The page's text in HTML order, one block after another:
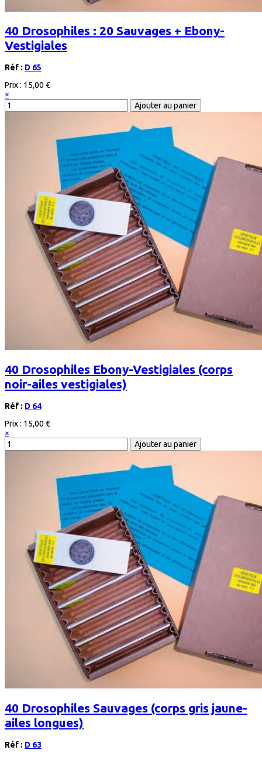
40 Drosophiles : 20 Sauvages + Ebony-
Vestigiales
Réf : D 65
Prix : 15,00 €
×
40 Drosophiles Ebony-Vestigiales (corps
noir-ailes vestigiales)
Réf : D 64
Prix : 15,00 €
×
40 Drosophiles Sauvages (corps gris jaune-
ailes longues)
Réf : D 63